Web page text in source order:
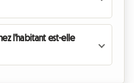
l'habitant est-elle